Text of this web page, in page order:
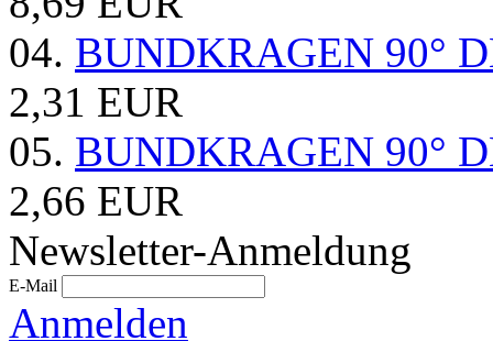
04. BUNDKRAGEN 90°
2,31 EUR
05. BUNDKRAGEN 90°
2,66 EUR
Newsletter-Anmeldung
E-Mail
Anmelden